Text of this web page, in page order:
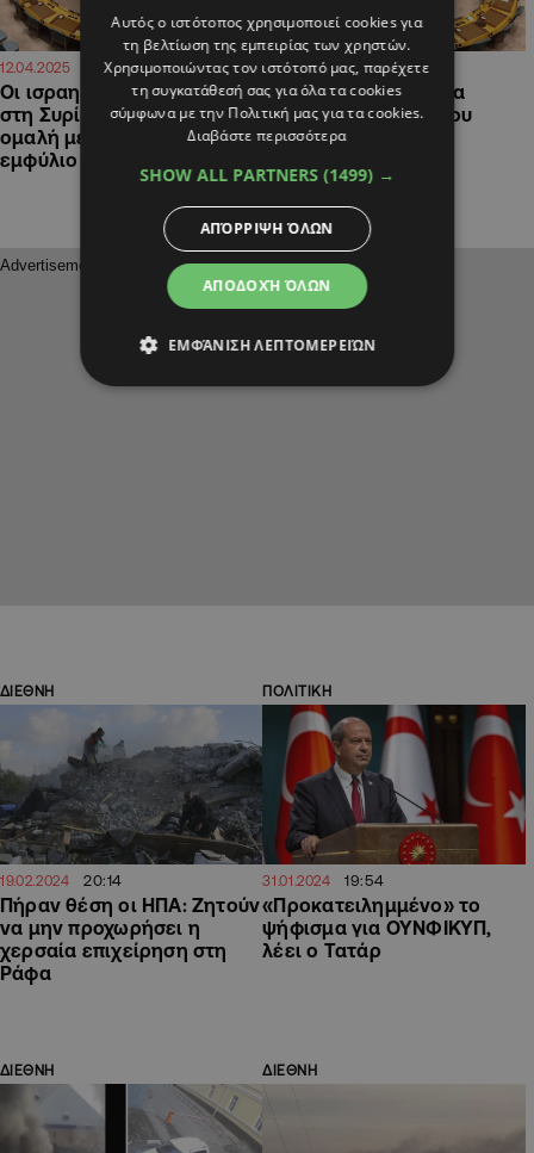
12.04.2025 08:51
Οι ισραηλινές επιδρομές
στη Συρία απειλούν την
ομαλή μετάβαση μετά τον
εμφύλιο
02.01.2025 20:16
Η Ελλάδα και επίσημα
μέλος του Συμβουλίου
Ασφαλείας του ΟΗΕ
ΔΙΕΘΝΗ
19.02.2024 20:14
Πήραν θέση οι ΗΠΑ: Ζητούν
να μην προχωρήσει η
χερσαία επιχείρηση στη
Ράφα
ΠΟΛΙΤΙΚΗ
31.01.2024 19:54
«Προκατειλημμένο» το
ψήφισμα για ΟΥΝΦΙΚΥΠ,
λέει ο Τατάρ
ΔΙΕΘΝΗ ΔΙΕΘΝΗ
Αυτός ο ιστότοπος χρησιμοποιεί cookies για
τη βελτίωση της εμπειρίας των χρηστών.
Χρησιμοποιώντας τον ιστότοπό μας, παρέχετε
τη συγκατάθεσή σας για όλα τα cookies
σύμφωνα με την Πολιτική μας για τα cookies.
Διαβάστε περισσότερα
SHOW ALL PARTNERS (1499) →
ΑΠΟΔΟΧΉ ΌΛΩΝ
ΑΠΌΡΡΙΨΗ ΌΛΩΝ
ΕΜΦΆΝΙΣΗ ΛΕΠΤΟΜΕΡΕΙΏΝ